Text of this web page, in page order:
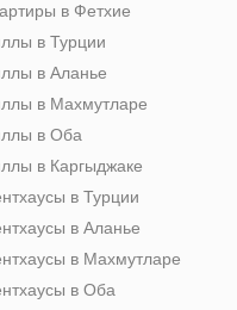
в Фетхие
в Турции
в Аланье
в Махмутларе
в Оба
в Каргыджаке
в Турции
в Аланье
в Махмутларе
в Оба